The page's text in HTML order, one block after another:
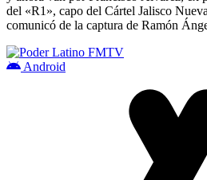
del «R1», capo del Cártel Jalisco
comunicó de la captura de Ramón
Android